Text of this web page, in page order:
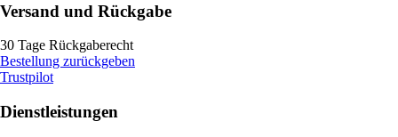
Versand und Rückgabe
30 Tage Rückgaberecht
Bestellung zurückgeben
Trustpilot
Dienstleistungen